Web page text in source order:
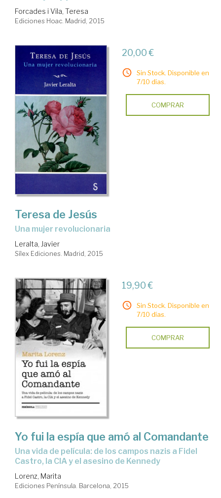
Forcades i Vila, Teresa
Ediciones Hoac. Madrid, 2015
20,00 €
Sin Stock. Disponible en
7/10 días.
COMPRAR
Teresa de Jesús
una mujer revolucionaria
Leralta, Javier
Sílex Ediciones. Madrid, 2015
19,90 €
Sin Stock. Disponible en
7/10 días.
COMPRAR
Yo fui la espía que amó al Comandante
una vida de película: de los campos nazis a Fidel
Castro, la CIA y el asesino de Kennedy
Lorenz, Marita
Ediciones Península. Barcelona, 2015